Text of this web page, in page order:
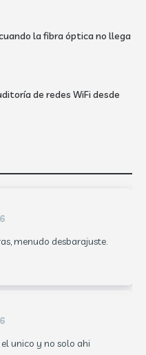
la fibra óptica no llega
de redes WiFi desde
menudo desbarajuste.
unico y no solo ahi